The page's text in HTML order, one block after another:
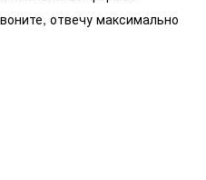
отвечу максимально